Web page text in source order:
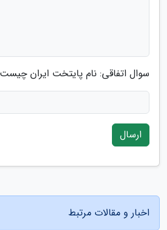
سوال اتفاقی: نام پایتخت ایران
ارسال
اخبار و مقالات مرتبط